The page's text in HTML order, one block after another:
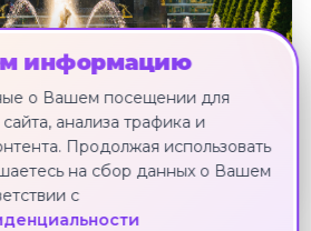
Венеции", тур
переездами
ноч.
информацию
о Вашем посещении для
анализа трафика и
Продолжая использовать
на сбор данных о Вашем
с